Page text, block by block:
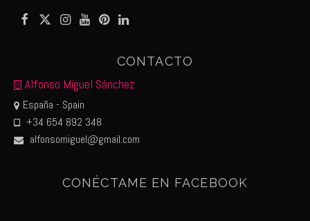
CONTACTO
Alfonso Miguel Sánchez
España - Spain
+34 654 892 348
alfonsomiguel@gmail.com
CONÉCTAME EN FACEBOOK